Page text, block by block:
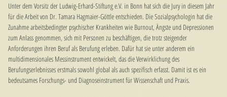
Unter dem Vorsitz der Ludwig-Erhard-Stiftung e.V. in Bonn hat sich die Jury in diesem Jahr
für die Arbeit von Dr. Tamara Hagmaier-Göttle entschieden. Die Sozialpsychologin hat die
Zunahme arbeitsbedingter psychischer Krankheiten wie Burnout, Ängste und Depressionen
zum Anlass genommen, sich mit Personen zu beschäftigen, die trotz steigender
Anforderungen ihren Beruf als Berufung erleben. Dafür hat sie unter anderem ein
multidimensionales Messinstrument entwickelt, das die Verwirklichung des
Berufungserlebnisses erstmals sowohl global als auch spezifisch erfasst. Damit ist es ein
bedeutsames Forschungs- und Diagnoseinstrument für Wissenschaft und Praxis.